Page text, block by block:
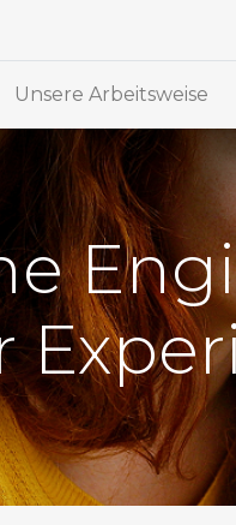
Unsere Arbeitsweise